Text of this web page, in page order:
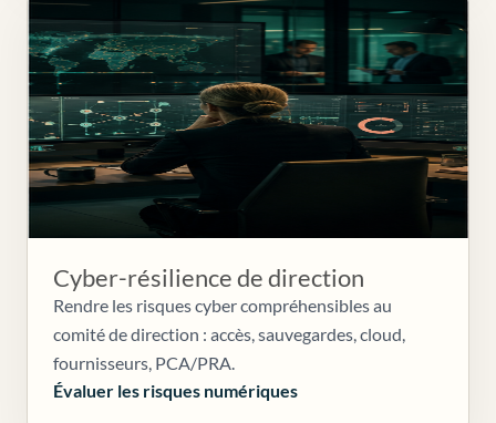
Cyber-résilience de direction
Rendre les risques cyber compréhensibles au
comité de direction : accès, sauvegardes, cloud,
fournisseurs, PCA/PRA.
Évaluer les risques numériques